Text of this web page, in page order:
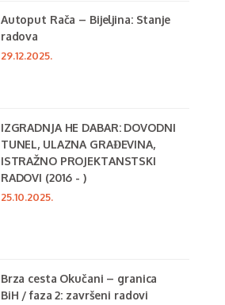
Autoput Rača – Bijeljina: Stanje
radova
29.12.2025.
IZGRADNJA HE DABAR: DOVODNI
TUNEL, ULAZNA GRAĐEVINA,
ISTRAŽNO PROJEKTANSTSKI
RADOVI (2016 - )
25.10.2025.
Brza cesta Okučani – granica
BiH / faza 2: završeni radovi